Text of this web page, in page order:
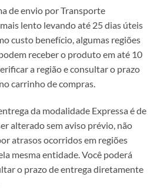
de envio por Transporte
lento levando até 25 dias úteis
custo benefício, algumas regiões
receber o produto em até 10
a região e consultar o prazo
carrinho de compras.
da modalidade Expressa é de
alterado sem aviso prévio, não
atrasos ocorridos em regiões
mesma entidade. Você poderá
o prazo de entrega diretamente